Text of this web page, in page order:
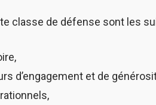
classe de défense sont les
d’engagement et de